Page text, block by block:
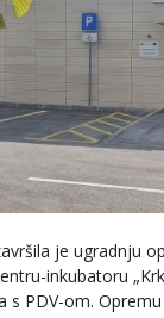
je ugradnju
inkubatoru
s PDV-om.